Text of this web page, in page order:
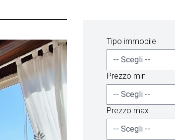
Tipo immobile
Prezzo min
Prezzo max